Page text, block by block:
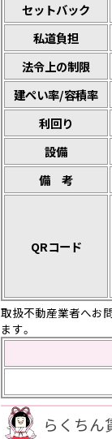
セットバック
私道負担
法令上の制限
建ぺい率/容積率
利回り
設備
備 考
QRコード
取扱不動産業者へお
ます。
らくちん